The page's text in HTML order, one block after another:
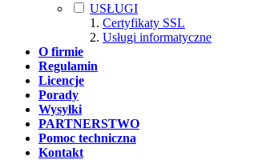
USŁUGI
Certyfikaty SSL
Usługi informatyczne
O firmie
Regulamin
Licencje
Porady
Wysyłki
PARTNERSTWO
Pomoc techniczna
Kontakt